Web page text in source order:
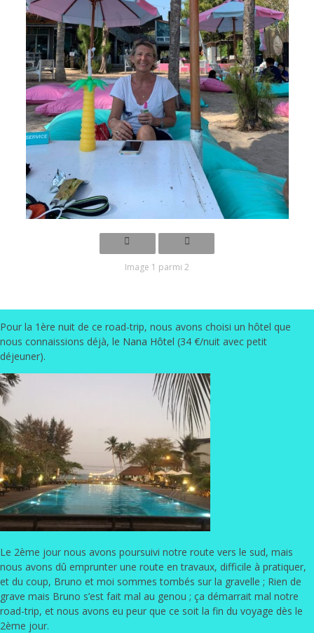
Image 1 parmi 2
Pour la 1ère nuit de ce road-trip, nous avons choisi un hôtel que
nous connaissions déjà, le Nana Hôtel (34 €/nuit avec petit
déjeuner).
Le 2ème jour nous avons poursuivi notre route vers le sud, mais
nous avons dû emprunter une route en travaux, difficile à pratiquer,
et du coup, Bruno et moi sommes tombés sur la gravelle ; Rien de
grave mais Bruno s’est fait mal au genou ; ça démarrait mal notre
road-trip, et nous avons eu peur que ce soit la fin du voyage dès le
2ème jour.